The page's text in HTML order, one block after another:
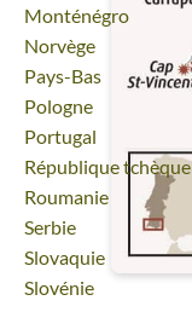
Voyage
Monténégro
Voyage
Norvège
Voyage
Pays-Bas
Voyage
Pologne
Voyage
Portugal
Voyage
République tchèque
Voyage
Roumanie
Voyage
Serbie
Voyage
Slovaquie
Voyage
Slovénie